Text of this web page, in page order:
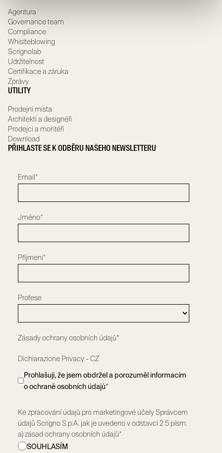
Agentura
Governance team
Compliance
Whislteblowing
Scrignolab
Udržitelnost
Certifikace a záruka
Zprávy
UTILITY
Prodejní místa
Architekti a designéři
Prodejci a montéři
Download
PŘIHLASTE SE K ODBĚRU NAŠEHO NEWSLETTERU
Email*
Jméno*
Příjmení*
Profese
Zásady ochrany osobních údajů*
Dichiarazione Privacy - CZ
Prohlašuji, že jsem obdržel a porozuměl informacím
o ochraně osobních údajů*
Ke zpracování údajů pro marketingové účely Správcem
údajů Scrigno S.p.A. jak je uvedeno v odstavci 2.5 písm.
a) zásad ochrany osobních údajů*
SOUHLASÍM